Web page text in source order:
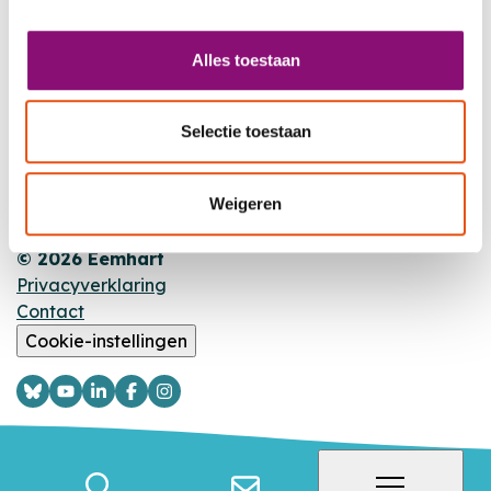
Alles toestaan
Selectie toestaan
Weigeren
VOOR JOU
Nieuws
Locaties
© 2026 Eemhart
Privacyverklaring
Contact
Cookie-instellingen
Logo
Bsky
Logo
YouTube
Logo
LinkedIn
Logo
Facebook
Logo
Instagram